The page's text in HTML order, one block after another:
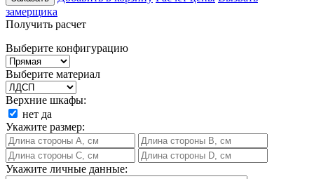
замерщика
Получить расчет
Выберите конфигурацию
Выберите материал
Верхние шкафы:
нет да
Укажите размер:
Укажите личные данные: